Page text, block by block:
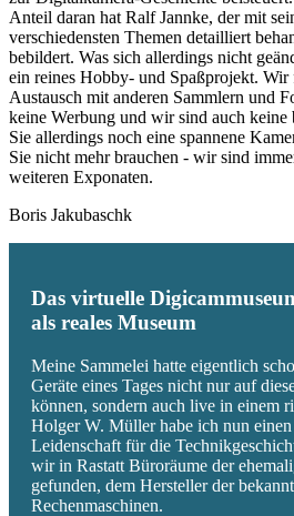
Anteil daran hat Ralf Jannke, der mit
verschiedensten Themen detailliert
bebildert. Was sich allerdings nicht
ein reines Hobby- und Spaßprojekt. Wir
Austausch mit anderen Sammlern und
keine Werbung und wir sind auch keine
Sie allerdings noch eine spannene
Sie nicht mehr brauchen - wir sind
weiteren Exponaten.
Boris Jakubaschk
Das virtuelle
als reales Museum
Meine Sammelei hatte eigentlich
Geräte eines Tages nicht nur auf
können, sondern auch live in einem
Holger W. Müller habe ich nun einen
Leidenschaft für die
wir in Rastatt Büroräume der
gefunden, dem Hersteller der
Rechenmaschinen.